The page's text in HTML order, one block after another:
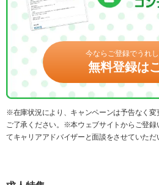
今ならご登録でうれし
無料登録は
※在庫状況により、キャンペーンは予告なく変
ご了承ください。※本ウェブサイトからご登
てキャリアアドバイザーと面談をさせていただ